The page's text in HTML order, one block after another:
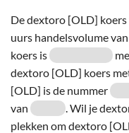
De dextoro [OLD] koers
uurs handelsvolume
koers is
dextoro [OLD] koers
[OLD] is de nummer
van
. Wil je
plekken om dextoro